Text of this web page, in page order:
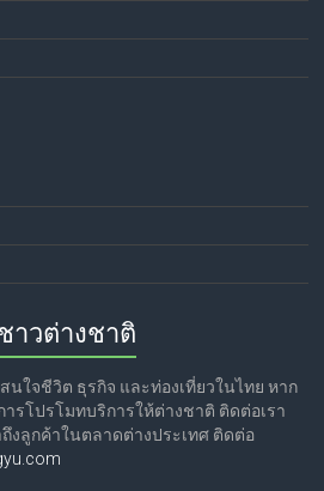
วต่างชาติ
นใจชีวิต ธุรกิจ และท่องเที่ยวในไทย หาก
รโปรโมทบริการให้ต่างชาติ ติดต่อเรา
งลูกค้าในตลาดต่างประเทศ ติดต่อ